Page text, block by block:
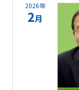
2026年
2月